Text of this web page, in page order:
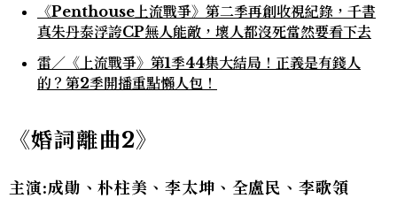
《Penthouse上流戰爭》第二季再創收視紀錄，千書
真朱丹泰浮誇CP無人能敵，壞人都沒死當然要看下去
雷／《上流戰爭》第1季44集大結局！正義是有錢人
的？第2季開播重點懶人包！
《婚詞離曲2》
主演:成勛、朴柱美、李太坤、全盧民、李歌領